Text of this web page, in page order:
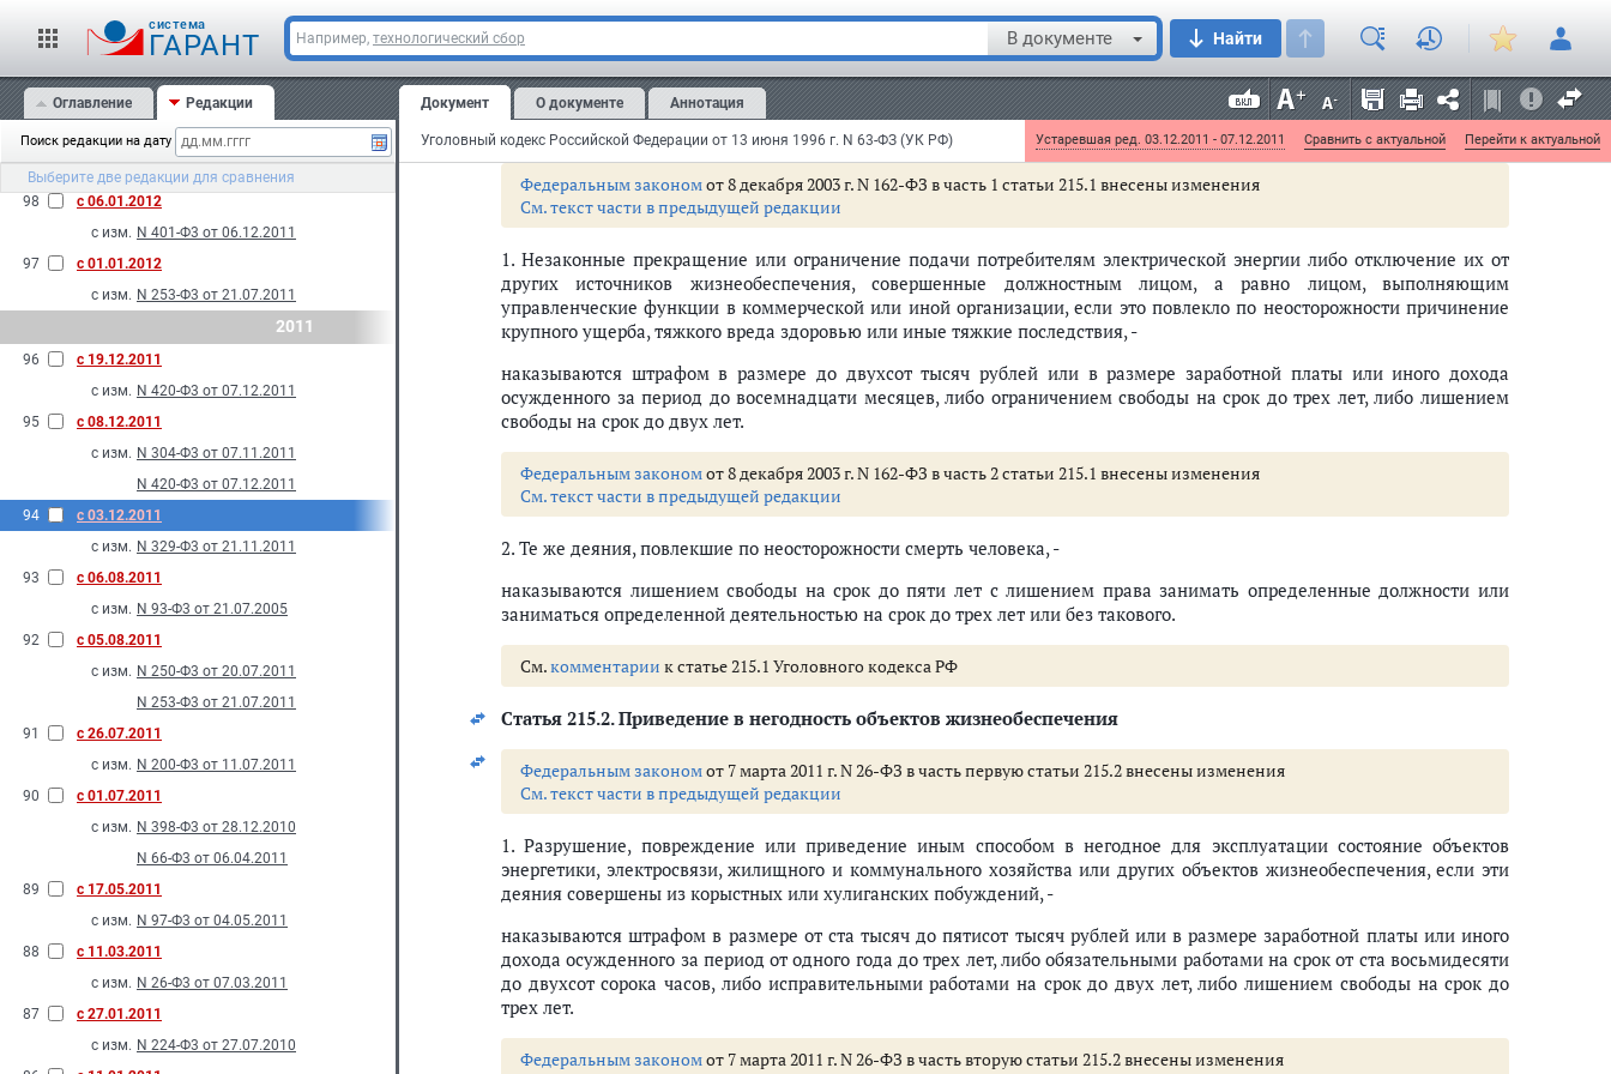
cистема
ГАРАНТ Например, технологический сбор В документе Найти
Оглавление Редакции
Поиск редакции на дату
Выберите две редакции для сравнения
с изм.
N 54-Ф3 от 05.06.2012
100
с 02.03.2012
с изм.
N 18-Ф3 от 01.03.2012
99
с 01.03.2012
с изм. N 14-Ф3 от 29.02.2012
98
с 06.01.2012
с изм. N 401-Ф3 от 06.12.2011
97
с 01.01.2012
с изм. N 253-Ф3 от 21.07.2011
2011
96
с 19.12.2011
с изм. N 420-Ф3 от 07.12.2011
95
с 08.12.2011
с изм. N 304-Ф3 от 07.11.2011
N 420-Ф3 от 07.12.2011
94
с 03.12.2011
с изм. N 329-Ф3 от 21.11.2011
93
с 06.08.2011
с изм. N 93-Ф3 от 21.07.2005
92
с 05.08.2011
с изм. N 250-Ф3 от 20.07.2011
N 253-Ф3 от 21.07.2011
91
с 26.07.2011
с изм. N 200-Ф3 от 11.07.2011
90
с 01.07.2011
с изм. N 398-Ф3 от 28.12.2010
N 66-Ф3 от 06.04.2011
89
с 17.05.2011
с изм. N 97-Ф3 от 04.05.2011
88
с 11.03.2011
с изм. N 26-Ф3 от 07.03.2011
87
с 27.01.2011
с изм. N 224-Ф3 от 27.07.2010
Документ О документе Аннотация
Уголовный кодекс Российской Федерации от 13 июня 1996 г. N 63-ФЗ (УК РФ) Устаревшая ред. 03.12.2011 - 07.12.2011 Сравнить с актуальной Перейти к актуальной
См.комментариик статье 215 Уголовного кодекса РФ
Статья 215.1.Прекращение или ограничение подачи электрической энергии либо отключение от других
источников жизнеобеспечения
Федеральным закономот 8 декабря 2003 г. N 162-ФЗ в часть 1 статьи 215.1 внесены изменения
См. текст части в предыдущей редакции
1. Незаконные прекращение или ограничение подачи потребителям электрической энергии либо отключение их от
других источников жизнеобеспечения, совершенные должностным лицом, а равно лицом, выполняющим
управленческие функции в коммерческой или иной организации, если это повлекло по неосторожности причинение
крупного ущерба, тяжкого вреда здоровью или иные тяжкие последствия, -
наказываются штрафом в размере до двухсот тысяч рублей или в размере заработной платы или иного дохода
осужденного за период до восемнадцати месяцев, либо ограничением свободы на срок до трех лет, либо лишением
свободы на срок до двух лет.
Федеральным закономот 8 декабря 2003 г. N 162-ФЗ в часть 2 статьи 215.1 внесены изменения
См. текст части в предыдущей редакции
2. Те же деяния, повлекшие по неосторожности смерть человека, -
наказываются лишением свободы на срок до пяти лет с лишением права занимать определенные должности или
заниматься определенной деятельностью на срок до трех лет или без такового.
См.комментарии к статье 215.1 Уголовного кодекса РФ
Статья 215.2.Приведение в негодность объектов жизнеобеспечения
Федеральным закономот 7 марта 2011 г. N 26-ФЗ в часть первую статьи 215.2 внесены изменения
См. текст части в предыдущей редакции
1. Разрушение, повреждение или приведение иным способом в негодное для эксплуатации состояние объектов
энергетики, электросвязи, жилищного и коммунального хозяйства или других объектов жизнеобеспечения, если эти
деяния совершены из корыстных или хулиганских побуждений, -
наказываются штрафом в размере от ста тысяч до пятисот тысяч рублей или в размере заработной платы или иного
дохода осужденного за период от одного года до трех лет, либо обязательными работами на срок от ста восьмидесяти
до двухсот сорока часов, либо исправительными работами на срок до двух лет, либо лишением свободы на срок до
трех лет.
Федеральным закономот 7 марта 2011 г. N 26-ФЗ в часть вторую статьи 215.2 внесены изменения